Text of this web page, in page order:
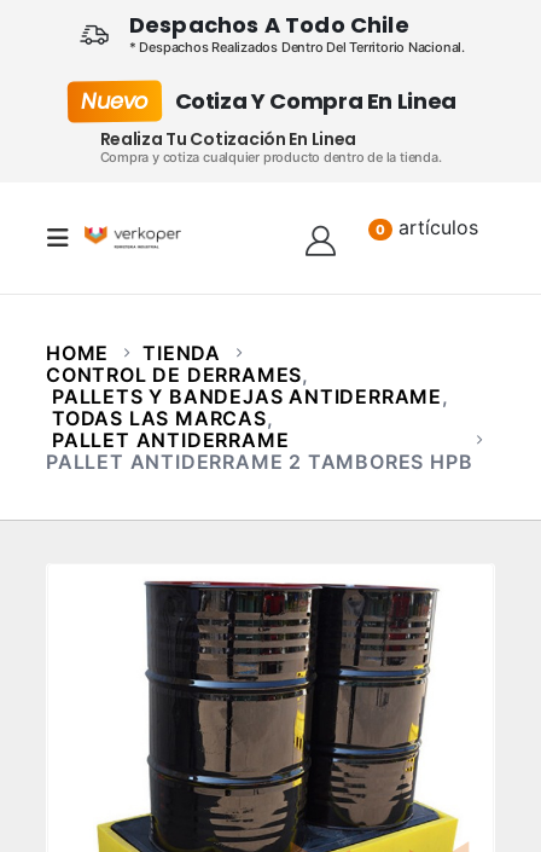
Despachos A Todo Chile
* Despachos Realizados Dentro Del Territorio Nacional.
Nuevo Cotiza Y Compra En Linea
Realiza Tu Cotización En Linea
Compra y cotiza cualquier producto dentro de la tienda.
0 artículos
HOME
TIENDA
CONTROL DE DERRAMES,
PALLETS Y BANDEJAS ANTIDERRAME,
TODAS LAS MARCAS,
PALLET ANTIDERRAME
PALLET ANTIDERRAME 2 TAMBORES HPB